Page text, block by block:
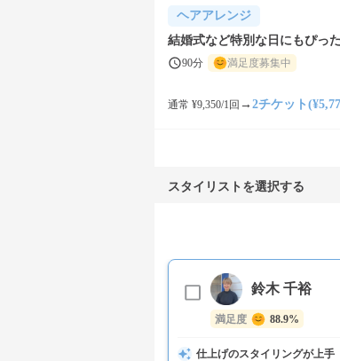
ヘアアレンジ
結婚式など特別な日にもぴっ
90分 満足度募集中
通常 ¥9,350/1回 → 2チケット
スタイリストを選択する
鈴木 千裕
満足度 88.9%
仕上げのスタイリングが上手